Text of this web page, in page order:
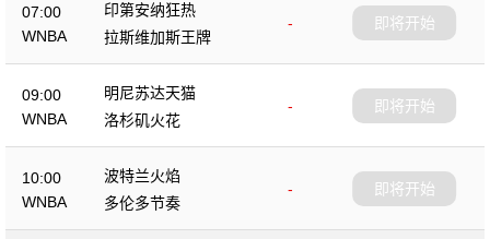
07:00
WNBA
印第安纳狂热
-
拉斯维加斯王牌
即将开始
09:00
WNBA
明尼苏达天猫
-
洛杉矶火花
即将开始
10:00
WNBA
波特兰火焰
-
多伦多节奏
即将开始